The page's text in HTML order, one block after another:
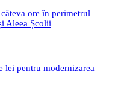
ore în perimetrul
Aleea Școlii
lei pentru modernizarea